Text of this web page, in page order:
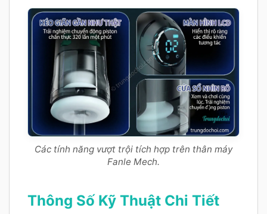
Các tính năng vượt trội tích hợp trên thân máy
Fanle Mech.
Thông Số Kỹ Thuật Chi Tiết